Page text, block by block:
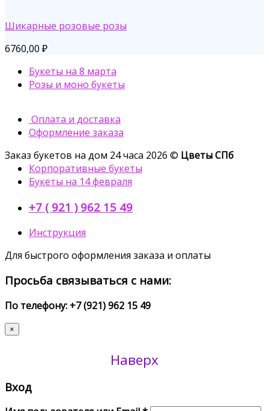
Шикарные розовые розы
6760,00 ₽
Оплата и доставка
Оформление заказа
Заказ букетов на дом 24 часа 2026 © Цветы СПб
Букеты на 8 марта
Розы и моно букеты
Корпоративные букеты
Букеты на 14 февраля
+7 ( 921 ) 962 15 49
Инструкция
Для быстрого оформления заказа и оплаты
Просьба связываться с нами:
По телефону: +7 (921) 962 15 49
×
Наверх
Вход